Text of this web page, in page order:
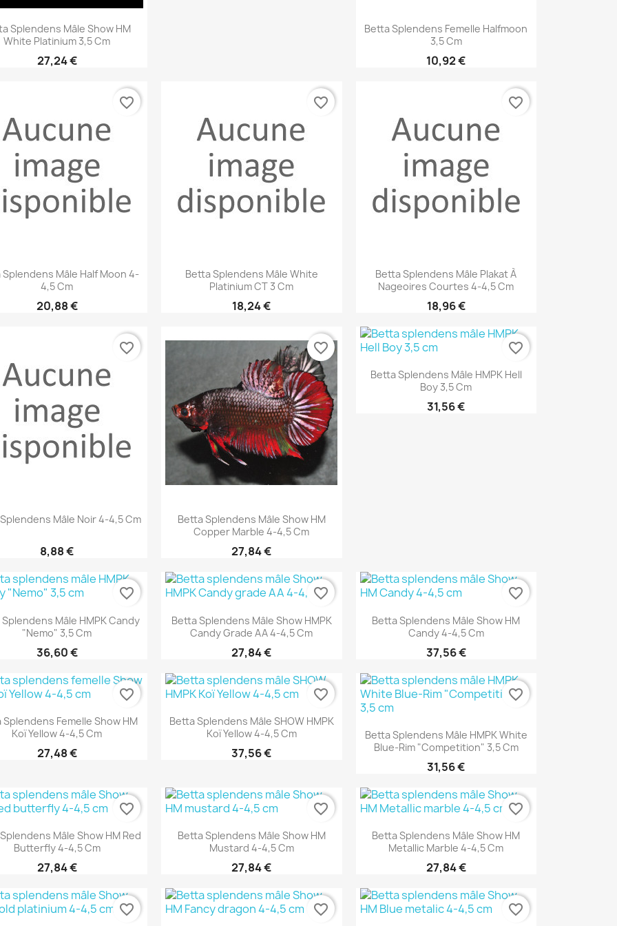
 Aperçu rapide
Splendens Mâle Show HM
White Platinium 3,5 Cm
27,24 €
 Aperçu rapide
Betta Splendens Femelle Halfmoon
3,5 Cm
10,92 €
 Aperçu rapide
Splendens Mâle Half Moon 4-
4,5 Cm
20,88 €
favorite_border
 Aperçu rapide
Betta Splendens Mâle White
Platinium CT 3 Cm
18,24 €
favorite_border
Aperçu rapide
Betta Splendens Mâle Plakat À
Nageoires Courtes 4-4,5 Cm
18,96 €
favorite_border
 Aperçu rapide
Mâle Noir 4-4,5 Cm
8,88 €
favorite_border
 Aperçu rapide
Betta Splendens Mâle Show HM
Copper Marble 4-4,5 Cm
27,84 €
favorite_border
 Aperçu rapide
Betta Splendens Mâle HMPK Hell
Boy 3,5 Cm
31,56 €
favorite_border
 Aperçu rapide
Mâle HMPK Candy
"Nemo" 3,5 Cm
36,60 €
favorite_border
 Aperçu rapide
Betta Splendens Mâle Show HMPK
Candy Grade AA 4-4,5 Cm
27,84 €
favorite_border
 Aperçu rapide
Betta Splendens Mâle Show HM
Candy 4-4,5 Cm
37,56 €
favorite_border
 Aperçu rapide
Splendens Femelle Show HM
Koï Yellow 4-4,5 Cm
27,48 €
favorite_border
 Aperçu rapide
Betta Splendens Mâle SHOW HMPK
Koï Yellow 4-4,5 Cm
37,56 €
favorite_border
 Aperçu rapide
Betta Splendens Mâle HMPK White
Blue-Rim "Competition" 3,5 Cm
31,56 €
favorite_border
 Aperçu rapide
Mâle Show HM Red
Butterfly 4-4,5 Cm
27,84 €
favorite_border

Aperçu rapide
Betta Splendens Mâle Show HM
Mustard 4-4,5 Cm
27,84 €
favorite_border
 Aperçu rapide
Betta Splendens Mâle Show HM
Metallic Marble 4-4,5 Cm
27,84 €
favorite_border
favorite_border
favorite_border
favorite_border